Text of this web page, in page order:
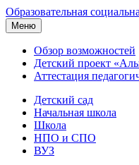
Образовательная
Меню
Обзор возможностей
Детский проект
Аттестация
Детский сад
Начальная школа
Школа
НПО и СПО
ВУЗ